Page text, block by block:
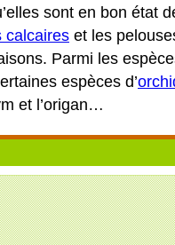
sont en bon état
calcaires et les
Parmi les
espèces d’
et l’origan…